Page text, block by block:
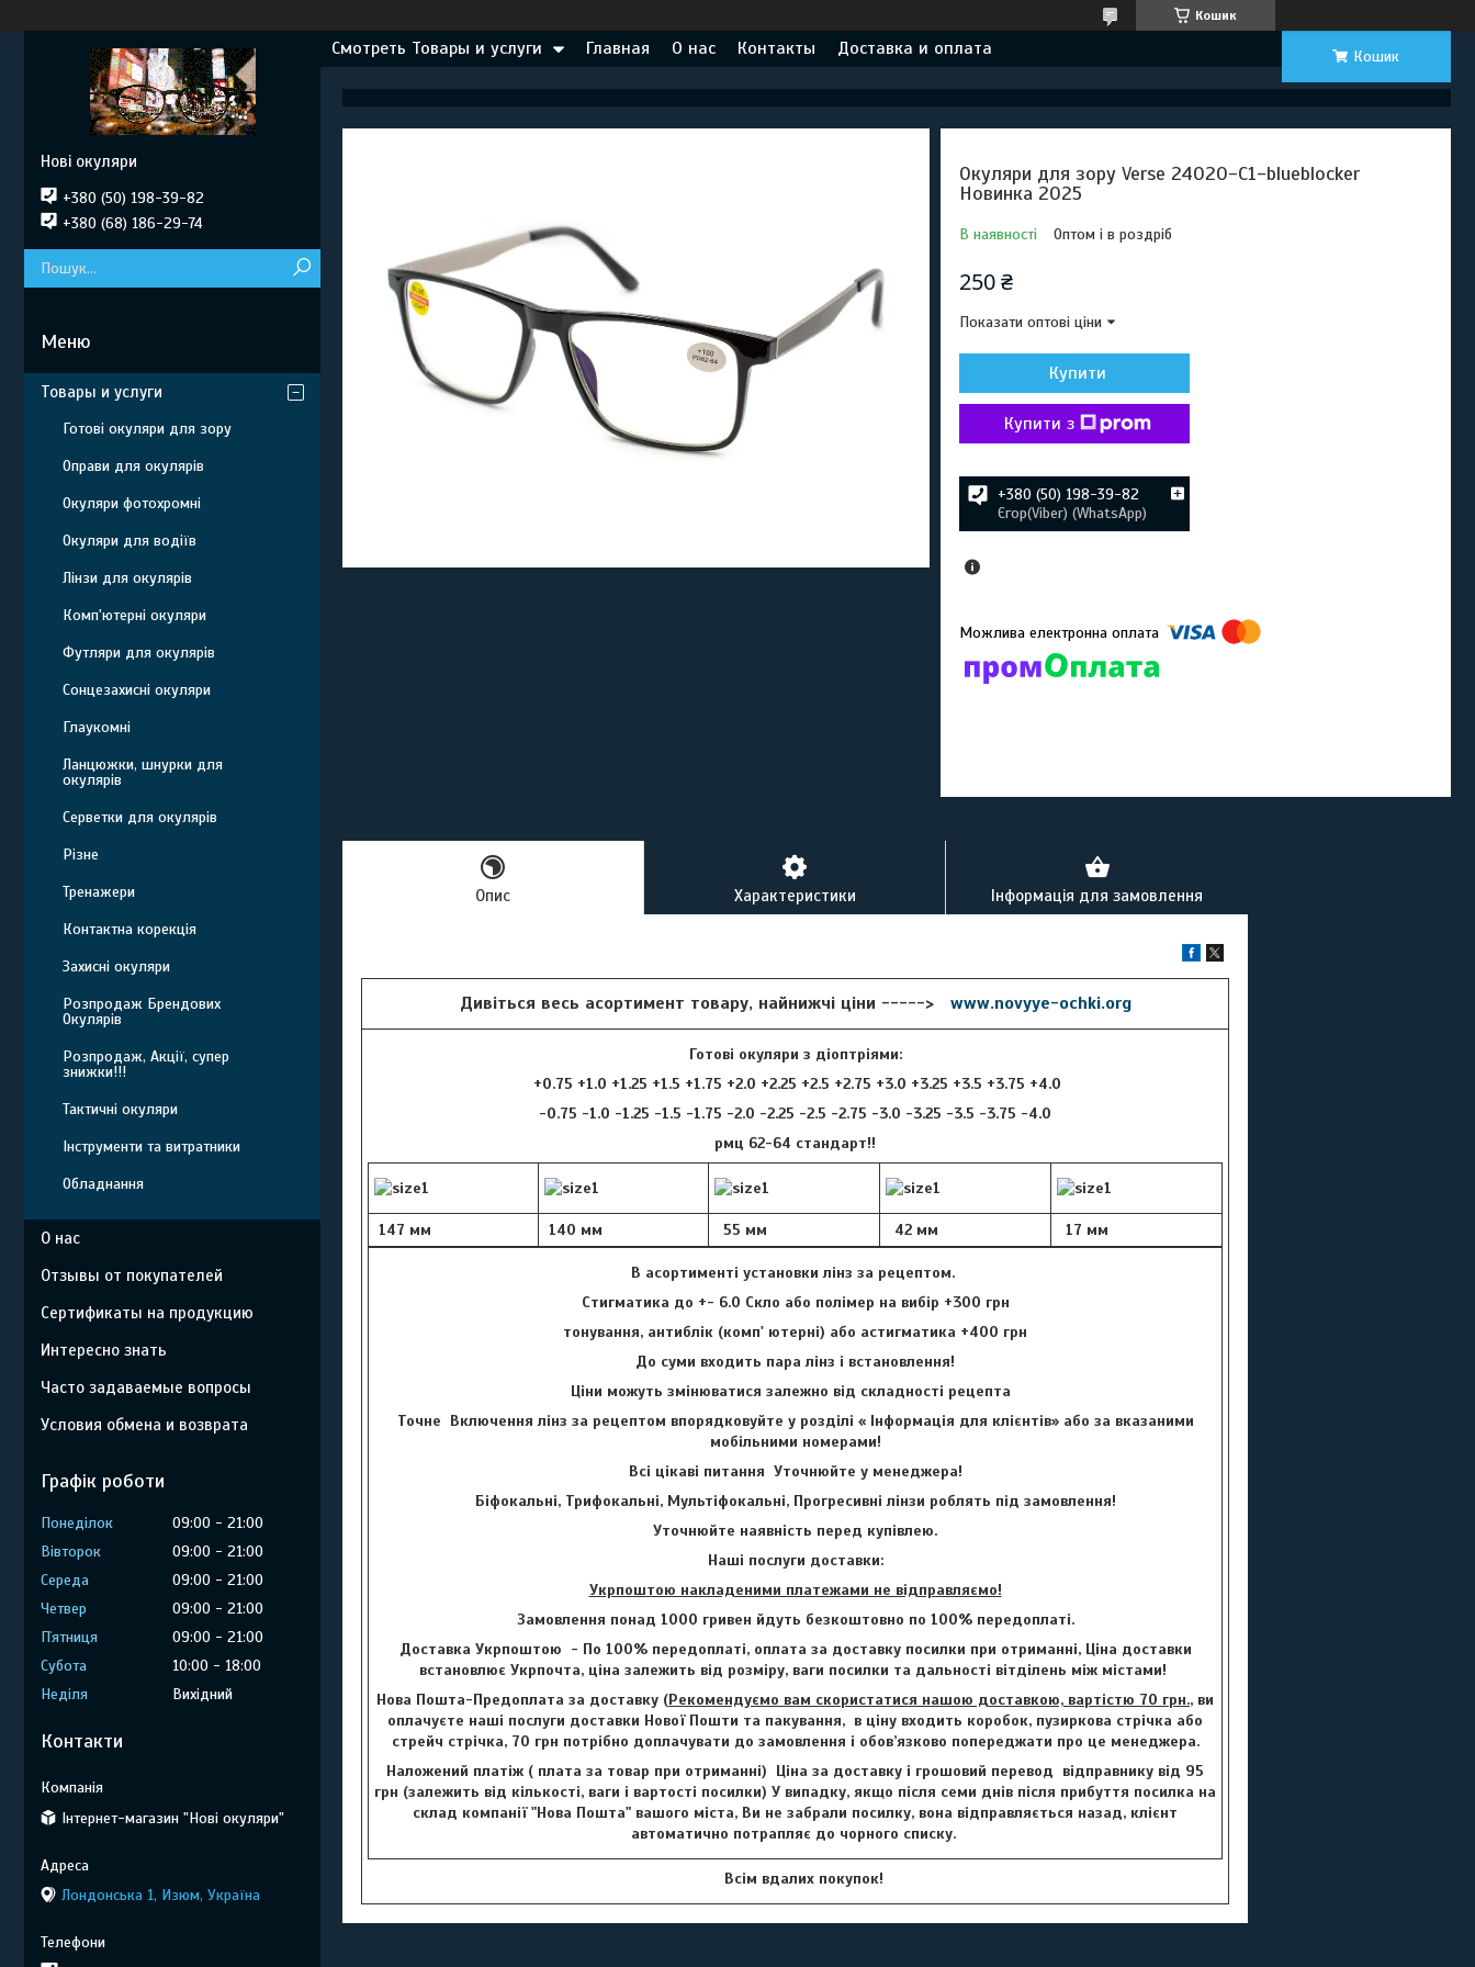
Кошик
Смотреть Товары и услуги Главная О нас Контакты Доставка и оплата Кошик
Окуляри для зору Verse 24020-C1-blueblocker
Новинка 2025
В наявності Оптом і в роздріб
250 ₴
Показати оптові ціни
Купити
Купити з
+380 (50) 198-39-82
Єгор(Viber) (WhatsApp)
Опис Характеристики Інформація для замовлення
Дивіться весь асортимент товару, найнижчі ціни -----> www.novyye-ochki.org
Готові окуляри з діоптріями:
+0.75 +1.0 +1.25 +1.5 +1.75 +2.0 +2.25 +2.5 +2.75 +3.0 +3.25 +3.5 +3.75 +4.0
-0.75 -1.0 -1.25 -1.5 -1.75 -2.0 -2.25 -2.5 -2.75 -3.0 -3.25 -3.5 -3.75 -4.0
рмц 62-64 стандарт!!
147 мм 140 мм 55 мм 42 мм 17 мм
В асортименті установки лінз за рецептом.
Стигматика до +- 6.0 Скло або полімер на вибір +300 грн
тонування, антиблік (комп' ютерні) або астигматика +400 грн
До суми входить пара лінз і встановлення!
Ціни можуть змінюватися залежно від складності рецепта
Точне Включення лінз за рецептом впорядковуйте у розділі « Інформація для клієнтів» або за вказаними
мобільними номерами!
Всі цікаві питання Уточнюйте у менеджера!
Біфокальні, Трифокальні, Мультіфокальні, Прогресивні лінзи роблять під замовлення!
Уточнюйте наявність перед купівлею.
Наші послуги доставки:
Укрпоштою накладеними платежами не відправляємо!
Замовлення понад 1000 гривен йдуть безкоштовно по 100% передоплаті.
Доставка Укрпоштою - По 100% передоплаті, оплата за доставку посилки при отриманні, Ціна доставки
встановлює Укрпочта, ціна залежить від розміру, ваги посилки та дальності вітділень між містами!
Нова Пошта-Предоплата за доставку (Рекомендуємо вам скористатися нашою доставкою, вартістю 70 грн., ви
оплачуєте наші послуги доставки Нової Пошти та пакування, в ціну входить коробок, пузиркова стрічка або
стрейч стрічка, 70 грн потрібно доплачувати до замовлення і обов’язково попереджати про це менеджера.
Наложений платіж ( плата за товар при отриманні) Ціна за доставку і грошовий перевод відправнику від 95
грн (залежить від кількості, ваги і вартості посилки) У випадку, якщо після семи днів після прибуття посилка на
склад компанії "Нова Пошта" вашого міста, Ви не забрали посилку, вона відправляється назад, клієнт
автоматично потрапляє до чорного списку.
Всім вдалих покупок!
Нові окуляри
+380 (50) 198-39-82
+380 (68) 186-29-74
Товары и услуги
Готові окуляри для зору
Оправи для окулярів
Окуляри фотохромні
Окуляри для водіїв
Лінзи для окулярів
Комп'ютерні окуляри
Футляри для окулярів
Сонцезахисні окуляри
Глаукомні
Ланцюжки, шнурки для
окулярів
Серветки для окулярів
Різне
Тренажери
Контактна корекція
Захисні окуляри
Розпродаж Брендових
Окулярів
Розпродаж, Акції, супер
знижки!!!
Тактичні окуляри
Інструменти та витратники
Обладнання
О нас
Отзывы от покупателей
Сертификаты на продукцию
Интересно знать
Часто задаваемые вопросы
Условия обмена и возврата
Графік роботи
Понеділок 09:00
21:00
Вівторок
09:00
21:00
Середа
09:00
21:00
Четвер
09:00
21:00
Пʼятниця
09:00
21:00
Субота
10:00
18:00
Неділя
Вихідний
Контакти
Інтернет-магазин "Нові окуляри"
Лондонська 1, Изюм, Україна